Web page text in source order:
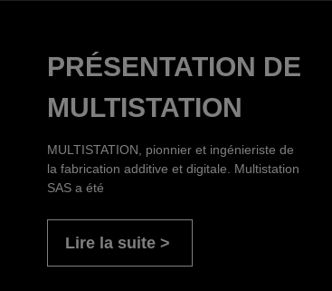
PRÉSENTATION DE
MULTISTATION
MULTISTATION, pionnier et ingénieriste de
la fabrication additive et digitale. Multistation
SAS a été
Lire la suite